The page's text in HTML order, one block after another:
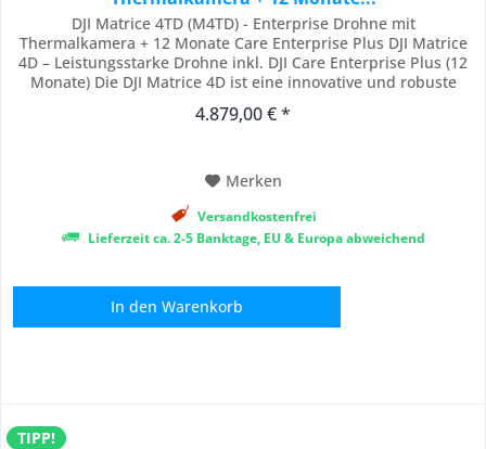
DJI Matrice 4TD (M4TD) - Enterprise Drohne mit
Thermalkamera + 12 Monate Care Enterprise Plus DJI Matrice
4D – Leistungsstarke Drohne inkl. DJI Care Enterprise Plus (12
Monate) Die DJI Matrice 4D ist eine innovative und robuste
anspruchsvollen Umgebungen. Wasser- und staubgeschützt
4.879,00 € *
Merken
Versandkostenfrei
Lieferzeit ca. 2-5 Banktage, EU & Europa abweichend
In den Warenkorb
TIPP!